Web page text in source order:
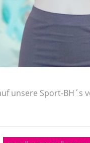
unsere Sport-BH´s